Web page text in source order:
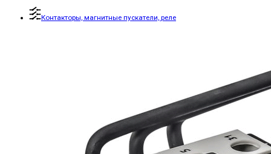
Контакторы, магнитные пускатели, реле